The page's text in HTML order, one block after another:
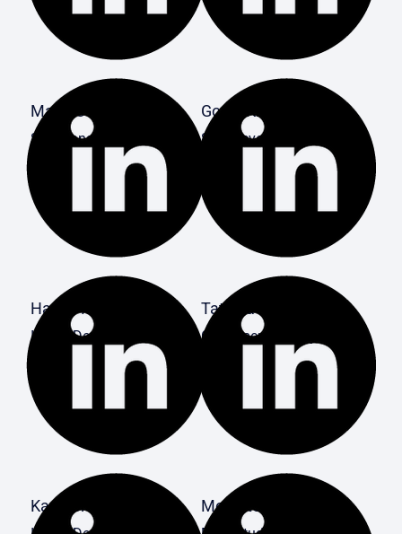
Markus Ziebegk
SAP Consulting
Gopal Khandewal
SAP Development
Harish M.
Ivalua Development
Tatjana Kreuzberg
Customer Journey
Karol Sroczynski Moa Storms